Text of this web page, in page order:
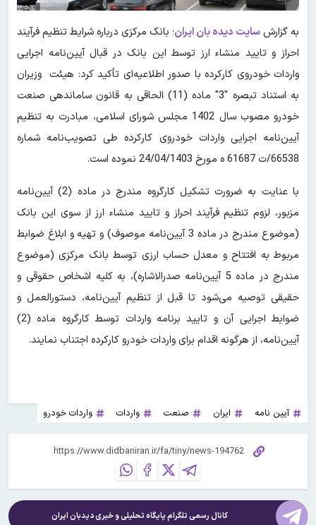
به گزارشسایت دیده بان ایران؛ بانک مرکزی درباره شرایط تنظیم فرآیند
احراز و تایید منشاء ارز توسط این بانک در قبال آیین‌نامه اجرایی
واردات خودروی کارکرده با صدور اطلاعیه‌ای تأکید کرد: هیئت وزیران
به استناد تبصره "3" ماده (11) الحاقی به قانون ساماندهی صنعت
خودرو مصوب سال 1402 مجلس شورای اسلامی، مبادرت به تنظیم
آیین‌نامه اجرایی واردات خودروی کارکرده طی تصویب‌نامه شماره
66538/ت 61687 ه مورخ 24/04/1403 نموده است.
با عنایت به ضرورت تشکیل کارگروه مندرج در ماده (2) آیین‌نامه
مزبور، لزوم تنظیم فرآیند احراز و تایید منشاء ارز از سوی این بانک
(موضوع مندرج در ماده 3 آیین‌نامه موصوف) و تهیه و ابلاغ ضوابط
مربوط به افتتاح و معدل حساب ارزی توسط بانک مرکزی (موضوع
مندرج در ماده 5 آیین‌نامه صدرالاشاره)، به کلیه اشخاص حقوقی و
حقیقی توصیه می‌شود تا قبل از تنظیم آیین‌نامه، دستورالعمل و
ضوابط اجرایی آن و تایید برنامه واردات توسط کارگروه ماده (2)
آیین‌نامه، از هرگونه اقدام برای واردات خودرو کارکرده اجتناب نمایند.
آیین نامه ایران صنعت واردات واردات خودرو
کانال رسمی تلگرام پایگاه تحلیلی و خبریدیدبان ایران